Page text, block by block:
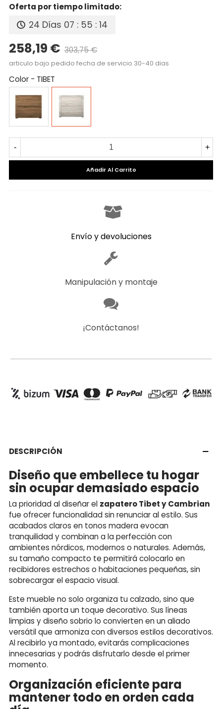
Oferta por tiempo limitado:
24 Días 07 : 55 : 14
258,19 € 303,75 €
articulo bajo pedido fecha de servicio 30-40 dias
Color - TIBET
- +
Añadir Al Carrito
Envío y devoluciones
Manipulación y montaje
¡Contáctanos!
DESCRIPCIÓN
Diseño que embellece tu hogar
sin ocupar demasiado espacio
La prioridad al diseñar el zapatero Tibet y Cambrian
fue ofrecer funcionalidad sin renunciar al estilo. Sus
acabados claros en tonos madera evocan
tranquilidad y combinan a la perfección con
ambientes nórdicos, modernos o naturales. Además,
su tamaño compacto te permitirá colocarlo en
recibidores estrechos o habitaciones pequeñas, sin
sobrecargar el espacio visual.
Este mueble no solo organiza tu calzado, sino que
también aporta un toque decorativo. Sus líneas
limpias y diseño sobrio lo convierten en un aliado
versátil que armoniza con diversos estilos decorativos.
Al recibirlo ya montado, evitarás complicaciones
innecesarias y podrás disfrutarlo desde el primer
momento.
Organización eficiente para
mantener todo en orden cada